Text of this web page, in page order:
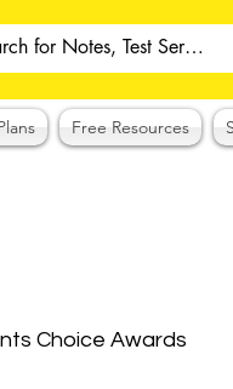
Free Resources
Choice Awards